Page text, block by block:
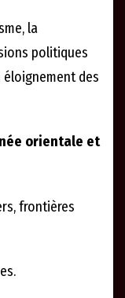
la
politiques
des
orientale et
frontières